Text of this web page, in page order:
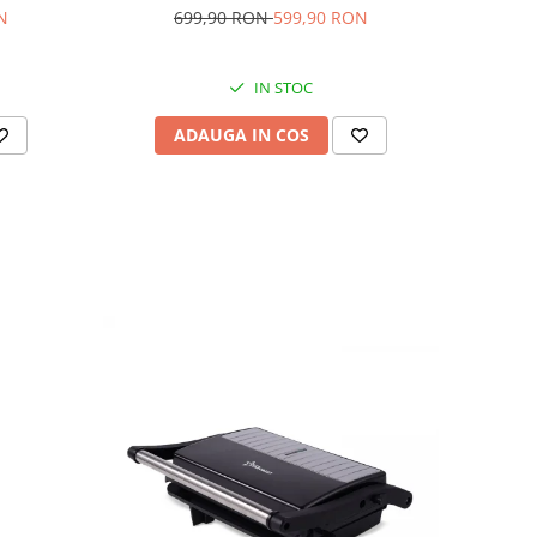
699,90 RON599,90 RON
IN STOC
ADAUGA IN COS